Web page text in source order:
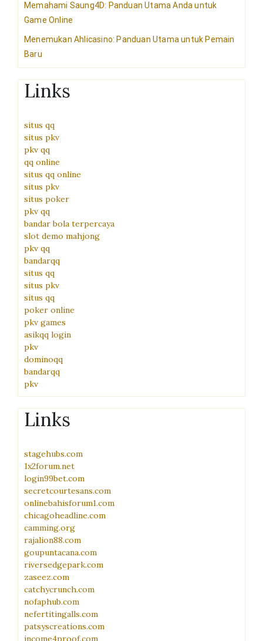
Memahami Saung4D: Panduan Utama Anda untuk
Game Online
Menemukan Ahlicasino: Panduan Utama untuk Pemain
Baru
Links
situs qq
situs pkv
pkv qq
qq online
situs qq online
situs pkv
situs poker
pkv qq
bandar bola terpercaya
slot demo mahjong
pkv qq
bandarqq
situs qq
situs pkv
situs qq
poker online
pkv games
asikqq login
pkv
dominoqq
bandarqq
pkv
Links
stagehubs.com
1x2forum.net
login99bet.com
secretcourtesans.com
onlinebahisforum1.com
chicagoheadline.com
camming.org
rajalion88.com
goupuntacana.com
riversedgepark.com
zaseez.com
catchycrunch.com
nofaphub.com
nefertitingalls.com
patsyscreations.com
income4proof.com